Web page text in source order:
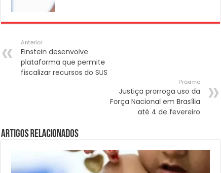
Anterior
Einstein desenvolve
plataforma que permite
fiscalizar recursos do SUS
Próximo
Justiça prorroga uso da
Força Nacional em Brasília
até 4 de fevereiro
Artigos Relacionados